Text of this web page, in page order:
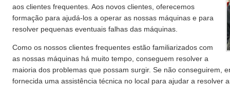
aos clientes frequentes. Aos novos clientes, oferecemos
formação para ajudá-los a operar as nossas máquinas e para
resolver pequenas eventuais falhas das máquinas.
Como os nossos clientes frequentes estão familiarizados com
as nossas máquinas há muito tempo, conseguem resolver a
maioria dos problemas que possam surgir. Se não conseguirem,
fornecida uma assistência técnica no local para ajudar a resolver